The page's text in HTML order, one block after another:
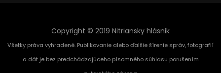
Copyright © 2019 Nitriansky hlásnik
Všetky práva vyhradené. Publikovanie alebo ďalšie šírenie správ, fotografií
a dát je bez predchádzajúceho písomného súhlasu porušením